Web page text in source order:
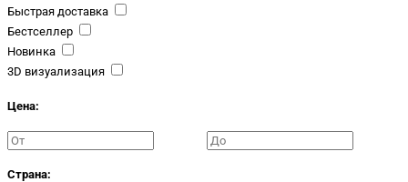
Быстрая доставка
Бестселлер
Новинка
3D визуализация
Цена:
Страна: